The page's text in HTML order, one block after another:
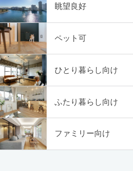
眺望良好
ペット可
ひとり暮らし向け
ふたり暮らし向け
ファミリー向け